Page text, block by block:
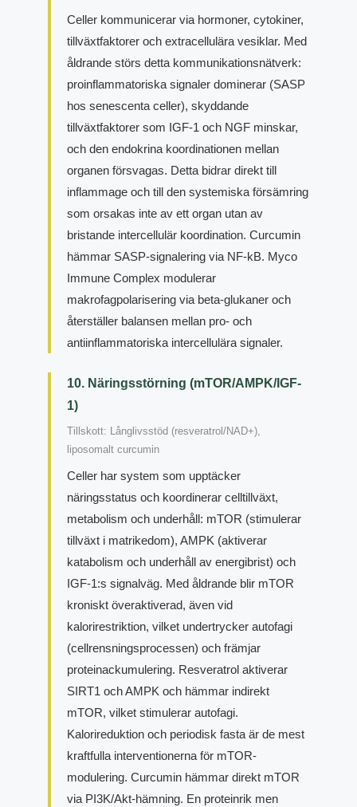
Celler kommunicerar via hormoner, cytokiner,
tillväxtfaktorer och extracellulära vesiklar. Med
åldrande störs detta kommunikationsnätverk:
proinflammatoriska signaler dominerar (SASP
hos senescenta celler), skyddande
tillväxtfaktorer som IGF-1 och NGF minskar,
och den endokrina koordinationen mellan
organen försvagas. Detta bidrar direkt till
inflammage och till den systemiska försämring
som orsakas inte av ett organ utan av
bristande intercellulär koordination. Curcumin
hämmar SASP-signalering via NF-kB. Myco
Immune Complex modulerar
makrofagpolarisering via beta-glukaner och
återställer balansen mellan pro- och
antiinflammatoriska intercellulära signaler.
10. Näringsstörning (mTOR/AMPK/IGF-
1)
Tillskott: Långlivsstöd (resveratrol/NAD+),
liposomalt curcumin
Celler har system som upptäcker
näringsstatus och koordinerar celltillväxt,
metabolism och underhåll: mTOR (stimulerar
tillväxt i matrikedom), AMPK (aktiverar
katabolism och underhåll av energibrist) och
IGF-1:s signalväg. Med åldrande blir mTOR
kroniskt överaktiverad, även vid
kalorirestriktion, vilket undertrycker autofagi
(cellrensningsprocessen) och främjar
proteinackumulering. Resveratrol aktiverar
SIRT1 och AMPK och hämmar indirekt
mTOR, vilket stimulerar autofagi.
Kalorireduktion och periodisk fasta är de mest
kraftfulla interventionerna för mTOR-
modulering. Curcumin hämmar direkt mTOR
via PI3K/Akt-hämning. En proteinrik men